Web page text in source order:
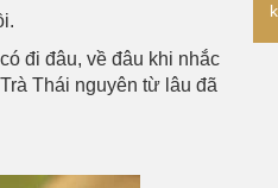
đi đâu, về đâu khi nhắc
Thái nguyên từ lâu đã